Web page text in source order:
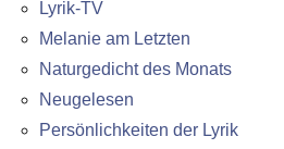
Lyrik-TV
Melanie am Letzten
Naturgedicht des Monats
Neugelesen
Persönlichkeiten der Lyrik